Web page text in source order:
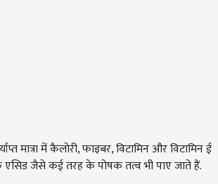
में कैलोरी, फाइबर, विटामिन और विटामिन ई
एसिड जैसे कई तरह के पोषक तत्व भी पाए जाते हैं.